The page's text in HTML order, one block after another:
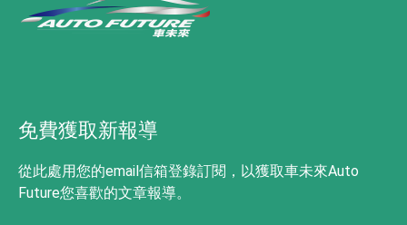
免費獲取新報導
從此處用您的email信箱登錄訂閱，以獲取車未來Auto
Future您喜歡的文章報導。